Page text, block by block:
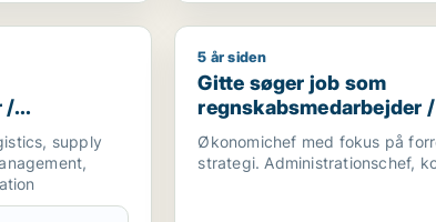
/ marketingmedarbejder /
/
supply
Gitte søger job som
5 år siden
Gitte søger job som
regnskabsmedarbejder
direktør / hr-chef /
Økonomichef med fokus på
strategi. Administrationschef,